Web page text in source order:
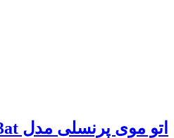
اتو موی پرنسلی مدل pr113at